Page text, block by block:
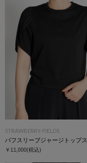
STRAWBERRY-FIELDS
パフスリーブジャージトップス
￥11,000(税込)